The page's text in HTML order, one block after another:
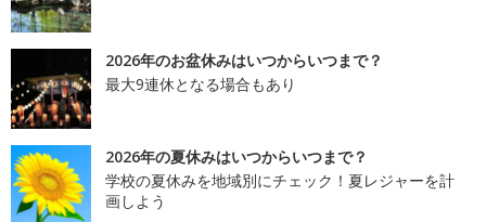
2026年のお盆休みはいつからいつまで？
最大9連休となる場合もあり
2026年の夏休みはいつからいつまで？
学校の夏休みを地域別にチェック！夏レジャーを計
画しよう